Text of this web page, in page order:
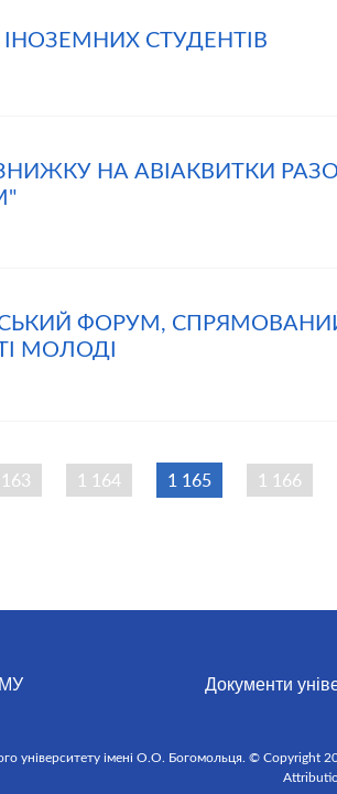
СТУДЕНТІВ
НА АВІАКВИТКИ
ФОРУМ,
МОЛОДІ
1 164 1 165 1 166
Документи
університету імені О.О. Богомольця. © Copyright